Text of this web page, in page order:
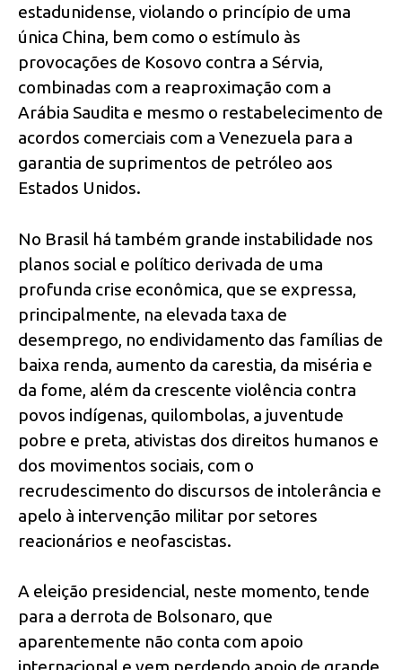
estadunidense, violando o princípio de uma
única China, bem como o estímulo às
provocações de Kosovo contra a Sérvia,
combinadas com a reaproximação com a
Arábia Saudita e mesmo o restabelecimento de
acordos comerciais com a Venezuela para a
garantia de suprimentos de petróleo aos
Estados Unidos.
No Brasil há também grande instabilidade nos
planos social e político derivada de uma
profunda crise econômica, que se expressa,
principalmente, na elevada taxa de
desemprego, no endividamento das famílias de
baixa renda, aumento da carestia, da miséria e
da fome, além da crescente violência contra
povos indígenas, quilombolas, a juventude
pobre e preta, ativistas dos direitos humanos e
dos movimentos sociais, com o
recrudescimento do discursos de intolerância e
apelo à intervenção militar por setores
reacionários e neofascistas.
A eleição presidencial, neste momento, tende
para a derrota de Bolsonaro, que
aparentemente não conta com apoio